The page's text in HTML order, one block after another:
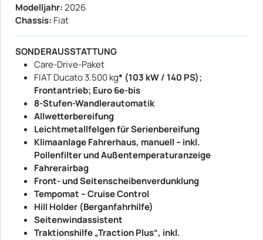
Modelljahr:2026
Chassis: Fiat
SONDERAUSSTATTUNG
Care-Drive-Paket
FIAT Ducato 3.500 kg* (103 kW / 140 PS);
Frontantrieb; Euro 6e-bis
8-Stufen-Wandlerautomatik
Allwetterbereifung
Leichtmetallfelgen für Serienbereifung
Klimaanlage Fahrerhaus, manuell – inkl.
Pollenfilter und Außentemperaturanzeige
Fahrerairbag
Front- und Seitenscheibenverdunklung
Tempomat – Cruise Control
Hill Holder (Berganfahrhilfe)
Seitenwindassistent
Traktionshilfe „Traction Plus“, inkl.